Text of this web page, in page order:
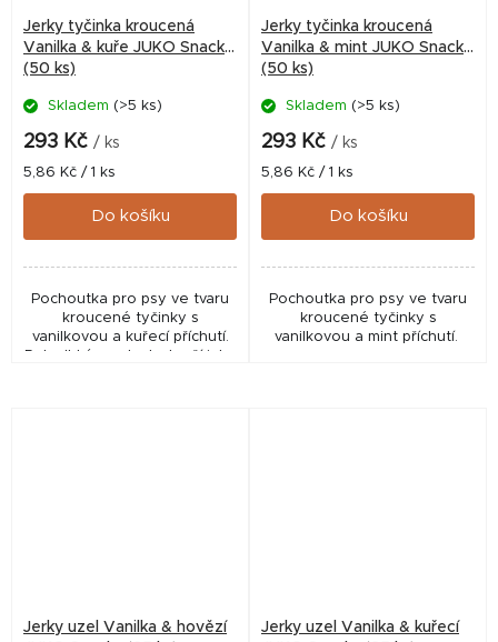
Jerky tyčinka kroucená
Vanilka & kuře JUKO Snacks
(50 ks)
Skladem (>5 ks)
293 Kč / ks
Měrná
cena:
5,86 Kč / 1 ks
Do košíku
Pochoutka pro psy ve tvaru
kroucené tyčinky s
vanilkovou a kuřecí příchutí.
Jerky tyčinka kroucená
Vanilka & mint JUKO Snacks
(50 ks)
Skladem (>5 ks)
293 Kč / ks
Měrná
cena:
5,86 Kč / 1 ks
Do košíku
Pochoutka pro psy ve tvaru
kroucené tyčinky s
vanilkovou a mint příchutí.
Jerky uzel Vanilka & hovězí
Jerky uzel Vanilka & kuřecí